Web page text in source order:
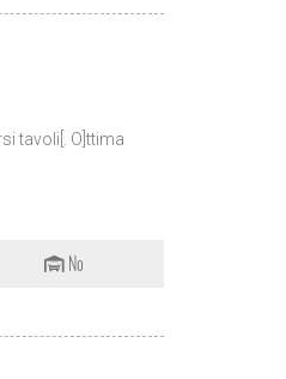
tavoli[. O]ttima
No